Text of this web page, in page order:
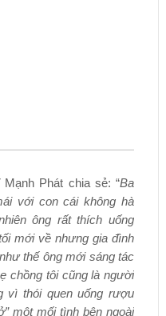
Phát chia sẻ: “Ba
với con cái không hà
ông rất thích uống
mới về nhưng gia đình
thế ông mới sáng tác
chồng tôi cũng là người
vì thói quen uống rượu
một mối tình bên ngoài